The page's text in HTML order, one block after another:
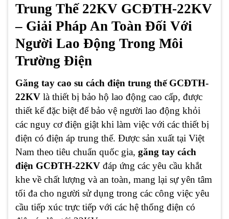
Trung Thế 22KV GCĐTH-22KV
– Giải Pháp An Toàn Đối Với
Người Lao Động Trong Môi
Trường Điện
Găng tay cao su cách điện trung thế GCĐTH-
22KV là thiết bị bảo hộ lao động cao cấp, được
thiết kế đặc biệt để bảo vệ người lao động khỏi
các nguy cơ điện giật khi làm việc với các thiết bị
điện có điện áp trung thế. Được sản xuất tại Việt
Nam theo tiêu chuẩn quốc gia, găng tay cách
điện GCĐTH-22KV đáp ứng các yêu cầu khắt
khe về chất lượng và an toàn, mang lại sự yên tâm
tối đa cho người sử dụng trong các công việc yêu
cầu tiếp xúc trực tiếp với các hệ thống điện có